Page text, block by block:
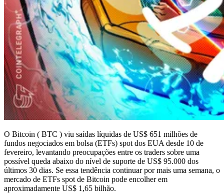
O Bitcoin ( BTC ) viu saídas líquidas de US$ 651 milhões de
fundos negociados em bolsa (ETFs) spot dos EUA desde 10 de
fevereiro, levantando preocupações entre os traders sobre uma
possível queda abaixo do nível de suporte de US$ 95.000 dos
últimos 30 dias. Se essa tendência continuar por mais uma semana, o
mercado de ETFs spot de Bitcoin pode encolher em
aproximadamente US$ 1,65 bilhão.